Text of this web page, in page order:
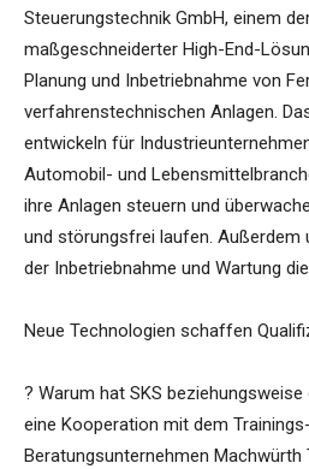
Steuerungstechnik GmbH, einem
maßgeschneiderter High-End-
Planung und Inbetriebnahme von
verfahrenstechnischen Anlagen.
entwickeln für
Automobil- und
ihre Anlagen steuern und
und störungsfrei laufen. Außerdem
der Inbetriebnahme und Wartung
Neue Technologien schaffen
? Warum hat SKS beziehungsweise
eine Kooperation mit dem
Beratungsunternehmen Machwürth